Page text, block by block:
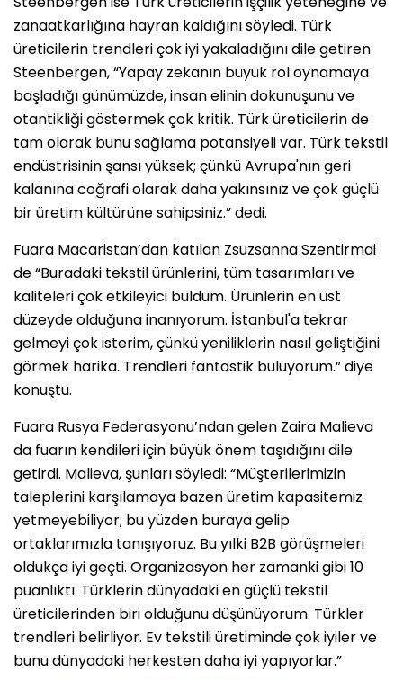
zanaatkarlığına hayran kaldığını söyledi. Türk
üreticilerin trendleri çok iyi yakaladığını dile getiren
Steenbergen, “Yapay zekanın büyük rol oynamaya
başladığı günümüzde, insan elinin dokunuşunu ve
otantikliği göstermek çok kritik. Türk üreticilerin de
tam olarak bunu sağlama potansiyeli var. Türk tekstil
endüstrisinin şansı yüksek; çünkü Avrupa'nın geri
kalanına coğrafi olarak daha yakınsınız ve çok güçlü
bir üretim kültürüne sahipsiniz.” dedi.
Fuara Macaristan’dan katılan Zsuzsanna Szentirmai
de “Buradaki tekstil ürünlerini, tüm tasarımları ve
kaliteleri çok etkileyici buldum. Ürünlerin en üst
düzeyde olduğuna inanıyorum. İstanbul'a tekrar
gelmeyi çok isterim, çünkü yeniliklerin nasıl geliştiğini
görmek harika. Trendleri fantastik buluyorum.” diye
konuştu.
Fuara Rusya Federasyonu’ndan gelen Zaira Malieva
da fuarın kendileri için büyük önem taşıdığını dile
getirdi. Malieva, şunları söyledi: “Müşterilerimizin
taleplerini karşılamaya bazen üretim kapasitemiz
yetmeyebiliyor; bu yüzden buraya gelip
ortaklarımızla tanışıyoruz. Bu yılki B2B görüşmeleri
oldukça iyi geçti. Organizasyon her zamanki gibi 10
puanlıktı. Türklerin dünyadaki en güçlü tekstil
üreticilerinden biri olduğunu düşünüyorum. Türkler
trendleri belirliyor. Ev tekstili üretiminde çok iyiler ve
bunu dünyadaki herkesten daha iyi yapıyorlar.”